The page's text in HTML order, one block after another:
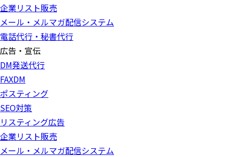
企業リスト販売
メール・メルマガ配信システム
電話代行・秘書代行
広告・宣伝
DM発送代行
FAXDM
ポスティング
SEO対策
リスティング広告
企業リスト販売
メール・メルマガ配信システム